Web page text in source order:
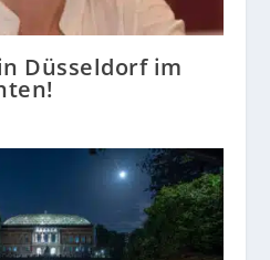
Düsseldorf im